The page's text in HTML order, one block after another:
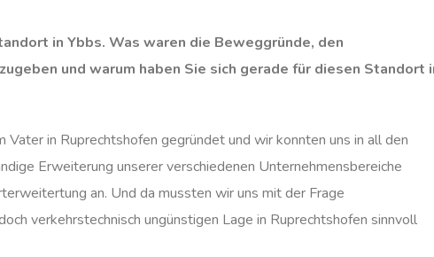
in Ybbs. Was waren die Beweggründe, den
und warum haben Sie sich gerade für diesen Standort
in Ruprechtshofen gegründet und wir konnten uns in all den
Erweiterung unserer verschiedenen Unternehmensbereiche
an. Und da mussten wir uns mit der Frage
verkehrstechnisch ungünstigen Lage in Ruprechtshofen sinnvoll